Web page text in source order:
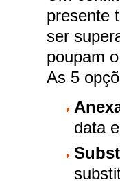
presente
ser
poupam
As 5
data